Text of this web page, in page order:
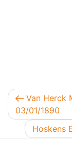
Vorig bericht
Van Herck
03/01/1890
Volgend
Hoskens